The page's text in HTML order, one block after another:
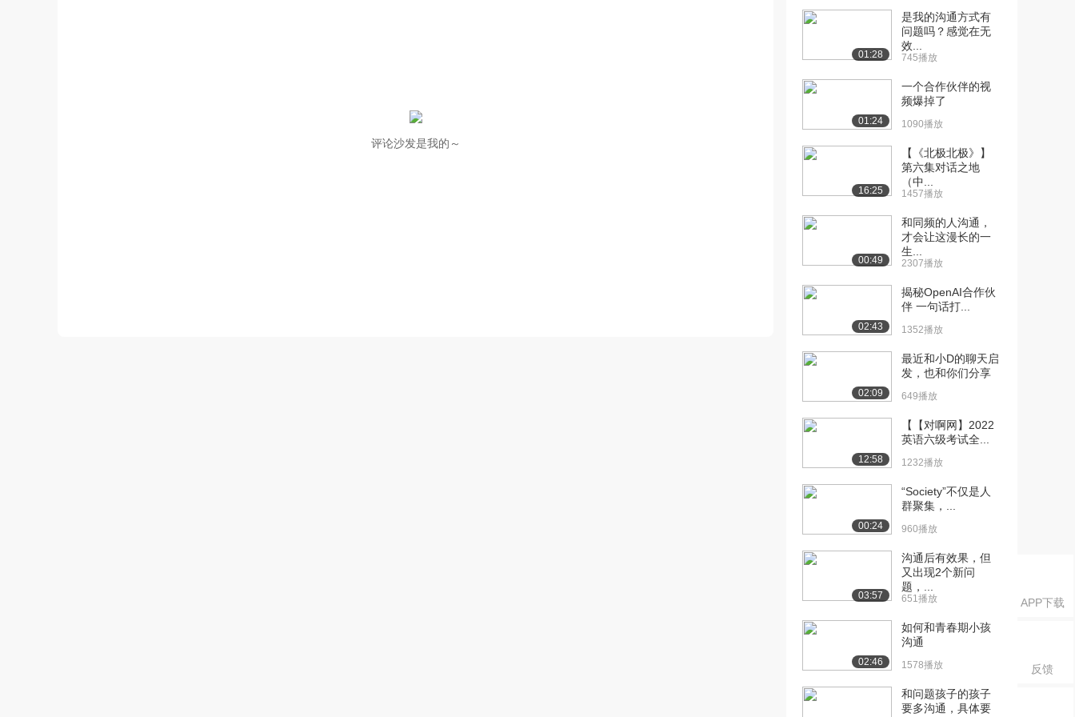
APP下载
反馈
评论沙发是我的～
[10] 4.积极的环境能改变
6065播放
25:20
[11] 4.积极的环境能改变
25:27
[12] 4.积极的环境能改变
25:23
[13] 5.环境的力量（上） 26:16
[14] 5.环境的力量（中）
[15] 5.环境的力量（下）
[16] 6.乐观主义（上） 26:10
[17] 6.乐观主义（中）
2546播放
[18] 6.乐观主义（下）
2134播放
[19] 7.逆境还是机遇
25:43
[20] 7.逆境还是机遇
25:50
[21] 7.逆境还是机遇
25:39
[22] 幸福：“上班赚多少钱
26:40
01:28
是我的沟通方式有
问题吗？感觉在无
效...
745播放
01:24
一个合作伙伴的视
频爆掉了
1090播放
16:25
【《北极北极》】
第六集对话之地
（中...
1457播放
00:49
和同频的人沟通，
才会让这漫长的一
生...
2307播放
02:43
揭秘OpenAI合作伙
伴 一句话打...
1352播放
02:09
最近和小D的聊天启
发，也和你们分享
649播放
12:58
【【对啊网】2022
英语六级考试全...
1232播放
00:24
“Society”不仅是人
群聚集，...
960播放
03:57
沟通后有效果，但
又出现2个新问
题，...
651播放
02:46
如何和青春期小孩
沟通
1578播放
和问题孩子的孩子
要多沟通，具体要